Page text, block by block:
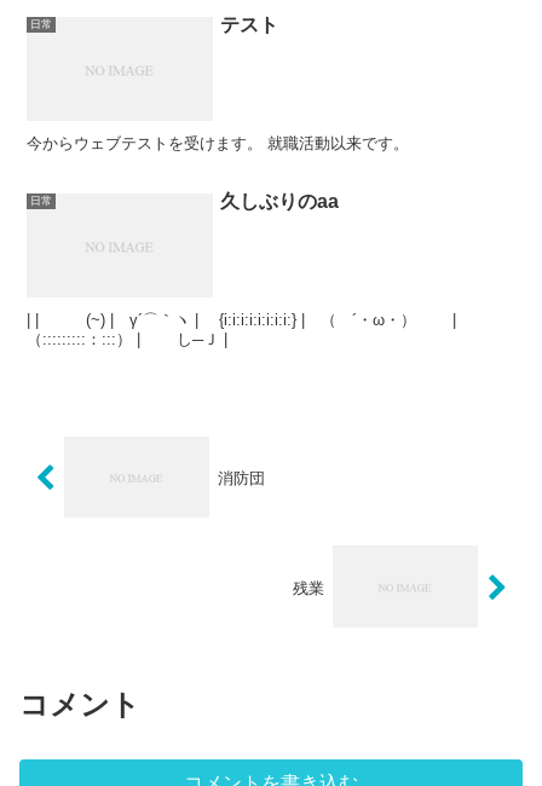
日常 テスト
今からウェブテストを受けます。 就職活動以来です。
日常 久しぶりのaa
| | (~) | γ´⌒｀ヽ | {i:i:i:i:i:i:i:i:} | （ ´・ω・） |
（:::::::::：:::） | し─Ｊ |
消防団
残業
コメント